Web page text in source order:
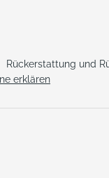
Rückerstattung und
erklären